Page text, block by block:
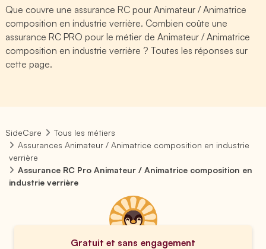
Que couvre une assurance RC pour Animateur / Animatrice
composition en industrie verrière. Combien coûte une
assurance RC PRO pour le métier de Animateur / Animatrice
composition en industrie verrière ? Toutes les réponses sur
cette page.
SideCare
Tous les métiers
Assurances Animateur / Animatrice composition en industrie
verrière
Assurance RC Pro Animateur / Animatrice composition en
industrie verrière
Gratuit et sans engagement